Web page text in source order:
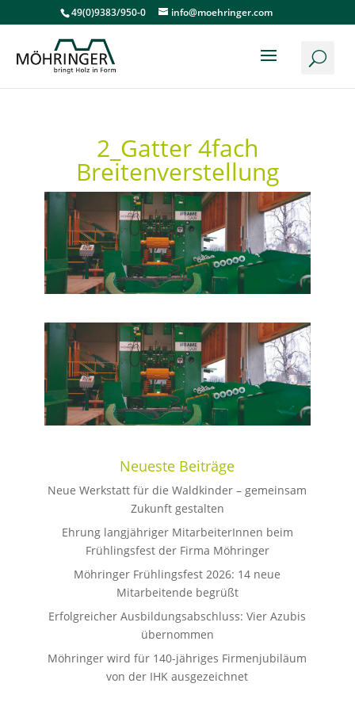
49(0)9383/950-0 info@moehringer.com
2_Gatter 4fach
Breitenverstellung
Neueste Beiträge
Neue Werkstatt für die Waldkinder – gemeinsam
Zukunft gestalten
Ehrung langjähriger MitarbeiterInnen beim
Frühlingsfest der Firma Möhringer
Möhringer Frühlingsfest 2026: 14 neue
Mitarbeitende begrüßt
Erfolgreicher Ausbildungsabschluss: Vier Azubis
übernommen
Möhringer wird für 140-jähriges Firmenjubiläum
von der IHK ausgezeichnet